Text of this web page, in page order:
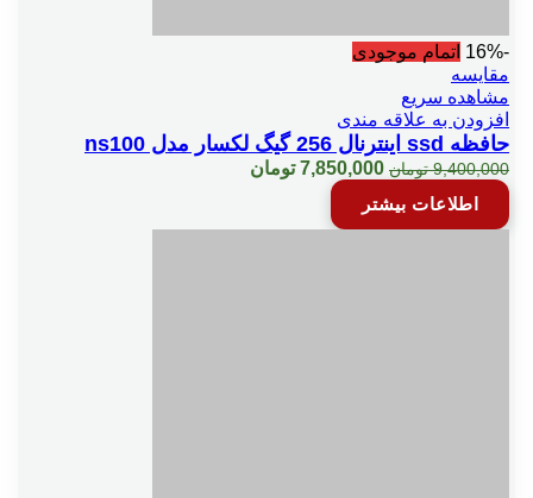
-16%
اتمام موجودی
مقایسه
مشاهده سریع
افزودن به علاقه مندی
حافظه ssd اینترنال 256 گیگ لکسار مدل ns100
9,400,000 تومان قیمت
بود.
7,850,000 تومان
اطلاعات بیشتر